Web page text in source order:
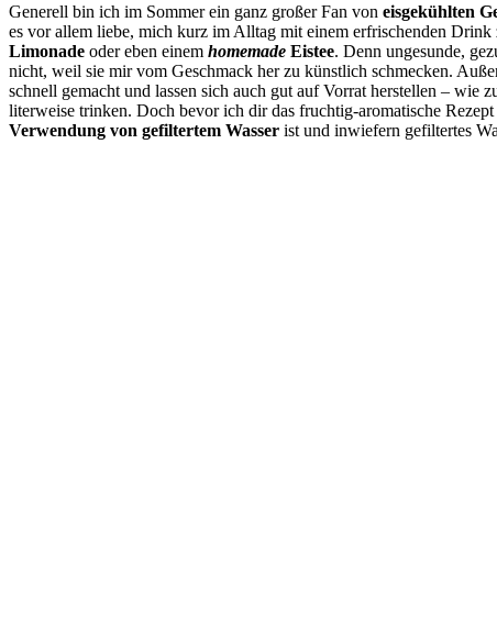
Generell bin ich im Sommer ein ganz großer Fan von eisgekühlten
es vor allem liebe, mich kurz im Alltag mit einem erfrischenden
Limonade oder eben einem homemade Eistee. Denn ungesunde,
nicht, weil sie mir vom Geschmack her zu künstlich schmecken.
schnell gemacht und lassen sich auch gut auf Vorrat herstellen – wie
literweise trinken. Doch bevor ich dir das fruchtig-aromatische
Verwendung von gefiltertem Wasser ist und inwiefern gefiltertes